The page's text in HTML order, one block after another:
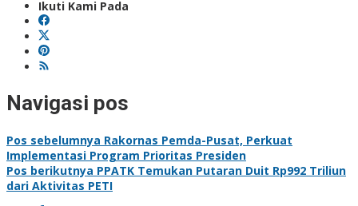
Ikuti Kami Pada
Navigasi pos
Pos sebelumnya Rakornas Pemda-Pusat, Perkuat
Implementasi Program Prioritas Presiden
Pos berikutnya PPATK Temukan Putaran Duit Rp992 Triliun
dari Aktivitas PETI